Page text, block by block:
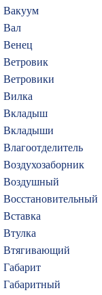
Вакуум
Вал
Венец
Ветровик
Ветровики
Вилка
Вкладыш
Вкладыши
Влагоотделитель
Воздухозаборник
Воздушный
Восстановительный
Вставка
Втулка
Втягивающий
Габарит
Габаритный